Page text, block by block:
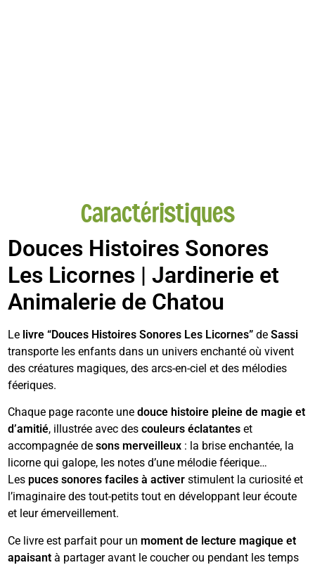
Caractéristiques
Douces Histoires Sonores
Les Licornes | Jardinerie et
Animalerie de Chatou
Le livre “Douces Histoires Sonores Les Licornes” deSassi
transporte les enfants dans un univers enchanté où vivent
des créatures magiques, des arcs-en-ciel et des mélodies
féeriques.
Chaque page raconte unedouce histoire pleine de magie et
d’amitié, illustrée avec descouleurs éclatantes et
accompagnée desons merveilleux : la brise enchantée, la
licorne qui galope, les notes d’une mélodie féerique…
Les puces sonores faciles à activer stimulent la curiosité et
l’imaginaire des tout-petits tout en développant leur écoute
et leur émerveillement.
Ce livre est parfait pour un moment de lecture magique et
apaisant à partager avant le coucher ou pendant les temps